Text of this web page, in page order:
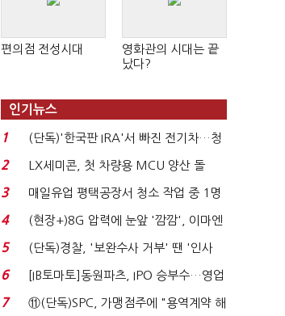
편의점 전성시대
영화관의 시대는 끝
났다?
인기뉴스
1
(단독)'한국판 IRA'서 빠진 전기차…청
와대 벽에 막혔다...
2
LX세미콘, 첫 차량용 MCU 양산 돌
입…현대차·기아에 ...
3
매일유업 평택공장서 청소 작업 중 1명
사망…"안전관리...
4
(현장+)8G 압력에 눈앞 '깜깜', 이마엔
구슬땀 '뚝뚝'…화려...
5
(단독)경찰, '보완수사 거부' 땐 '인사
불이익·수사자격 배...
6
[IB토마토]동원파츠, IPO 승부수…영업
익 7배 성장의 ...
7
⑪(단독)SPC, 가맹점주에 "용역계약 해